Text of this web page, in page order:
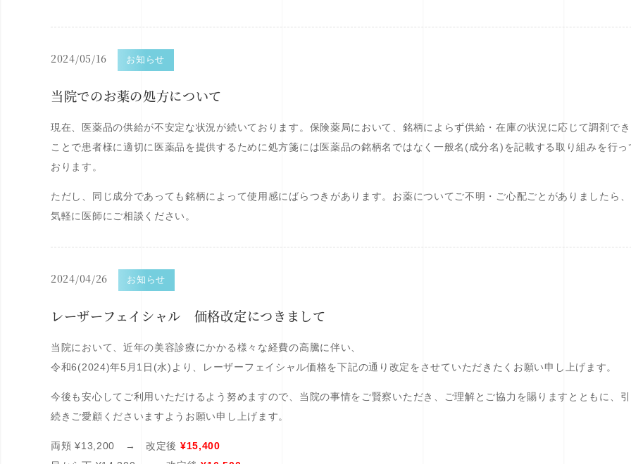
2024/05/16 お知らせ
当院でのお薬の処方について
現在、医薬品の供給が不安定な状況が続いております。保険薬局において、銘柄によらず供給・在庫の状況に応じて調剤で
ことで患者様に適切に医薬品を提供するために処方箋には医薬品の銘柄名ではなく一般名(成分名)を記載する取り組みを行っ
おります。
ただし、同じ成分であっても銘柄によって使用感にばらつきがあります。お薬についてご不明・ご心配ごとがありましたら
気軽に医師にご相談ください。
2024/04/26 お知らせ
レーザーフェイシャル 価格改定につきまして
当院において、近年の美容診療にかかる様々な経費の高騰に伴い、
令和6(2024)年5月1日(水)より、レーザーフェイシャル価格を下記の通り改定をさせていただきたくお願い申し上げます。
今後も安心してご利用いただけるよう努めますので、当院の事情をご賢察いただき、ご理解とご協力を賜りますとともに、
続きご愛顧くださいますようお願い申し上げます。
両頬 ¥13,200 → 改定後 ¥15,400